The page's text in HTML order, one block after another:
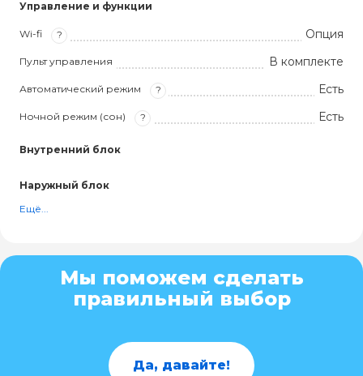
Управление и функции
Wi-fi ? Опция
Пульт управления В комплекте
Автоматический режим ? Есть
Ночной режим (сон) ? Есть
Внутренний блок
Наружный блок
Ещё...
Мы поможем сделать
правильный выбор
Да, давайте!